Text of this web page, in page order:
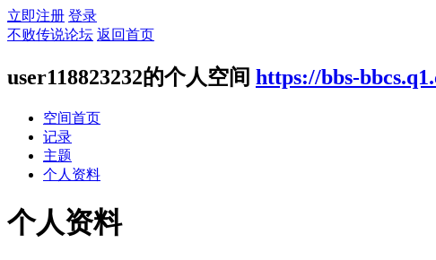
立即注册 登录
不败传说论坛 返回首页
user118823232的个人空间 https://bbs-
空间首页
记录
主题
个人资料
个人资料